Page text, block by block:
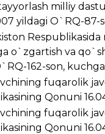
milliy
yildagi O`RQ-87-
o`zgartish va
162-son, kuchga
fuqarolik
Qonuni
fuqarolik
Qonuni